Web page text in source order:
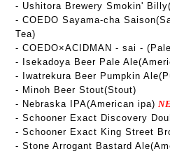
- Ushitora Brewery Smokin'
- COEDO Sayama-cha
Tea)
- COEDO×ACIDMAN - sai -
- Isekadoya Beer Pale
- Iwatrekura Beer Pumpkin
- Minoh Beer Stout(Stout)
- Nebraska IPA(American ipa)
- Schooner Exact Discovery
- Schooner Exact King Street
- Stone Arrogant Bastard